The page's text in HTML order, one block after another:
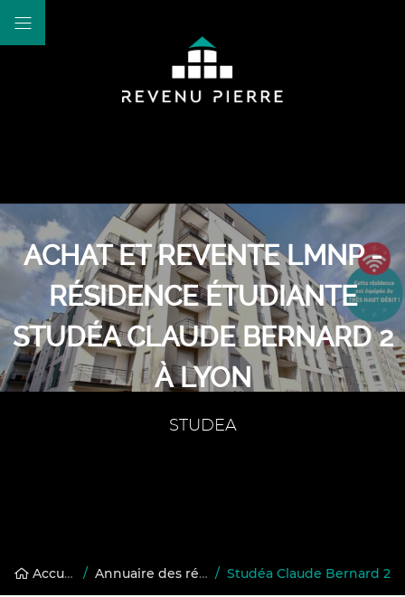
ACHAT ET REVENTE LMNP -
RÉSIDENCE ÉTUDIANTE
STUDÉA CLAUDE BERNARD 2
À LYON
STUDEA
Accueil / Annuaire des résidences gérées / Studéa Claude Bernard 2